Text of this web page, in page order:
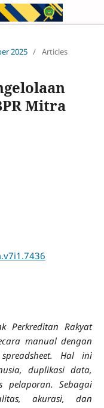
2025 / Articles
Mitra
Perkreditan Rakyat
manual dengan
Hal ini
duplikasi data,
pelaporan. Sebagai
akurasi, dan